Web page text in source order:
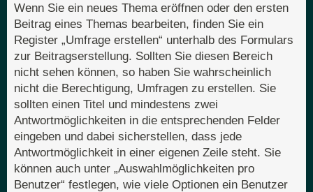
Wenn Sie ein neues Thema eröffnen oder den ersten
Beitrag eines Themas bearbeiten, finden Sie ein
Register „Umfrage erstellen“ unterhalb des Formulars
zur Beitragserstellung. Sollten Sie diesen Bereich
nicht sehen können, so haben Sie wahrscheinlich
nicht die Berechtigung, Umfragen zu erstellen. Sie
sollten einen Titel und mindestens zwei
Antwortmöglichkeiten in die entsprechenden Felder
eingeben und dabei sicherstellen, dass jede
Antwortmöglichkeit in einer eigenen Zeile steht. Sie
können auch unter „Auswahlmöglichkeiten pro
Benutzer“ festlegen, wie viele Optionen ein Benutzer